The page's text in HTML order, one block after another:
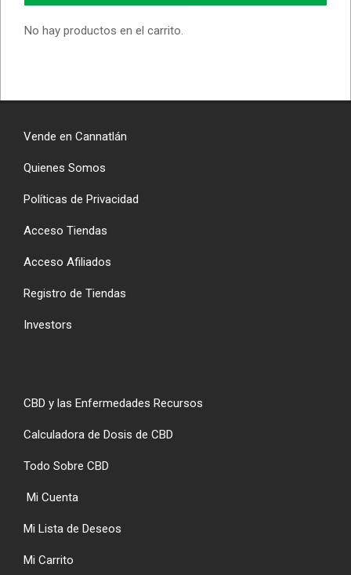
No hay productos en el carrito.
Vende en Cannatlán
Quienes Somos
Políticas de Privacidad
Acceso Tiendas
Acceso Afiliados
Registro de Tiendas
Investors
CBD y las Enfermedades Recursos
Calculadora de Dosis de CBD
Todo Sobre CBD
Mi Cuenta
Mi Lista de Deseos
Mi Carrito